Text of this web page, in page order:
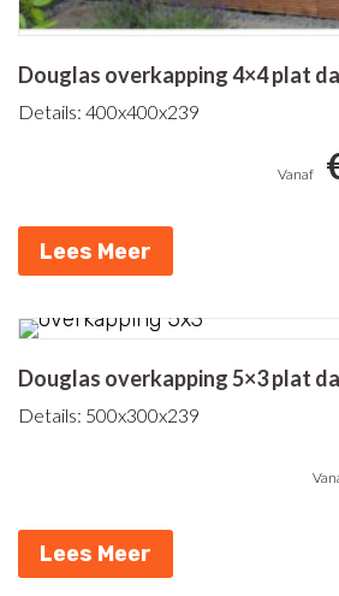
Douglas overkapping 4×4 plat
Details: 400x400x239
Lees Meer
Douglas overkapping 5×3 plat
Details: 500x300x239
Lees Meer